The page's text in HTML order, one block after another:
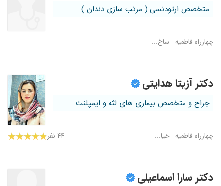
متخصص ارتودنسی ( مرتب سازی دندان )
چهارراه فاطمیه - ساخ...
دکتر آزیتا هدایتی
جراح و متخصص بیماری های لثه و ایمپلنت
چهارراه فاطمیه - خیا... ۴۴ نفر
دکتر سارا اسماعیلی